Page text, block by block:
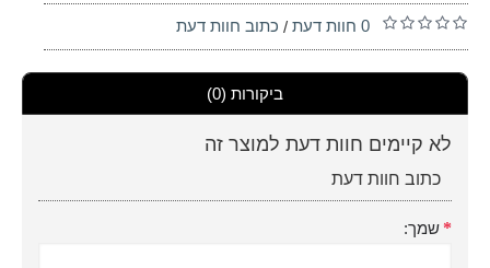
0 חוות דעת / כתוב חוות דעת
ביקורות (0)
לא קיימים חוות דעת למוצר זה
כתוב חוות דעת
שמך: